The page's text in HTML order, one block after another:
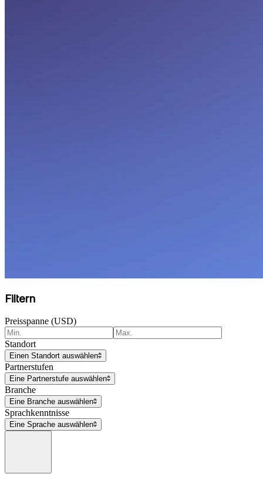
Filtern
Preisspanne (USD)
Standort
Einen Standort auswählen
Partnerstufen
Eine Partnerstufe auswählen
Branche
Eine Branche auswählen
Sprachkenntnisse
Eine Sprache auswählen